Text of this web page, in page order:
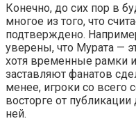
Конечно, до сих пор в
многое из того, что
подтверждено.
уверены, что Мурата —
хотя временные рамки
заставляют фанатов
менее, игроки со
восторге от
ней.